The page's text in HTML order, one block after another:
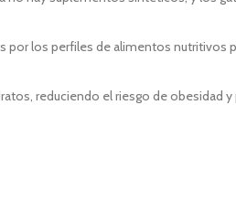
los perfiles de alimentos nutritivos
reduciendo el riesgo de obesidad